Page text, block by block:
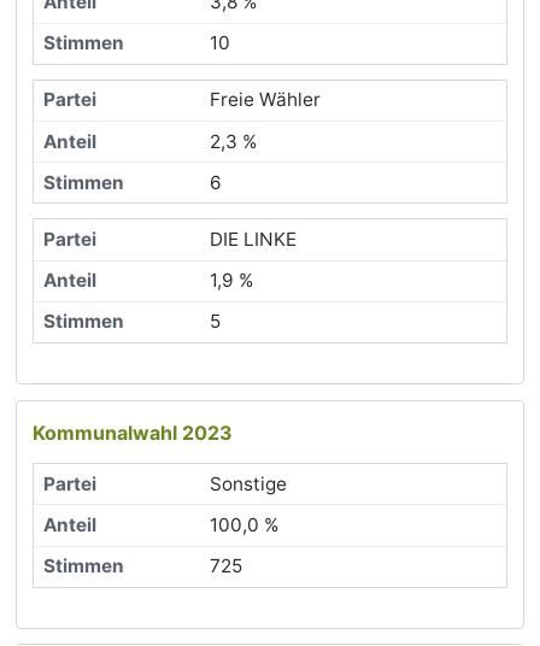
10
Freie Wähler
2,3 %
6
DIE LINKE
1,9 %
5
Kommunalwahl 2023
Sonstige
100,0 %
725